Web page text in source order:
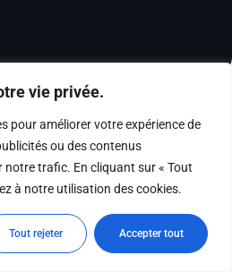
vie privée.
pour améliorer votre expérience de
ou des contenus
notre trafic. En cliquant sur « Tout
à notre utilisation des cookies.
Tout rejeter Accepter tout